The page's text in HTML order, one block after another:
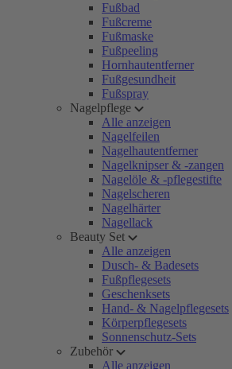
Fußbad
Fußcreme
Fußmaske
Fußpeeling
Hornhautentferner
Fußgesundheit
Fußspray
Nagelpflege
Alle anzeigen
Nagelfeilen
Nagelhautentferner
Nagelknipser & -zangen
Nagelöle & -pflegestifte
Nagelscheren
Nagelhärter
Nagellack
Beauty Set
Alle anzeigen
Dusch- & Badesets
Fußpflegesets
Geschenksets
Hand- & Nagelpflegesets
Körperpflegesets
Sonnenschutz-Sets
Zubehör
Alle anzeigen